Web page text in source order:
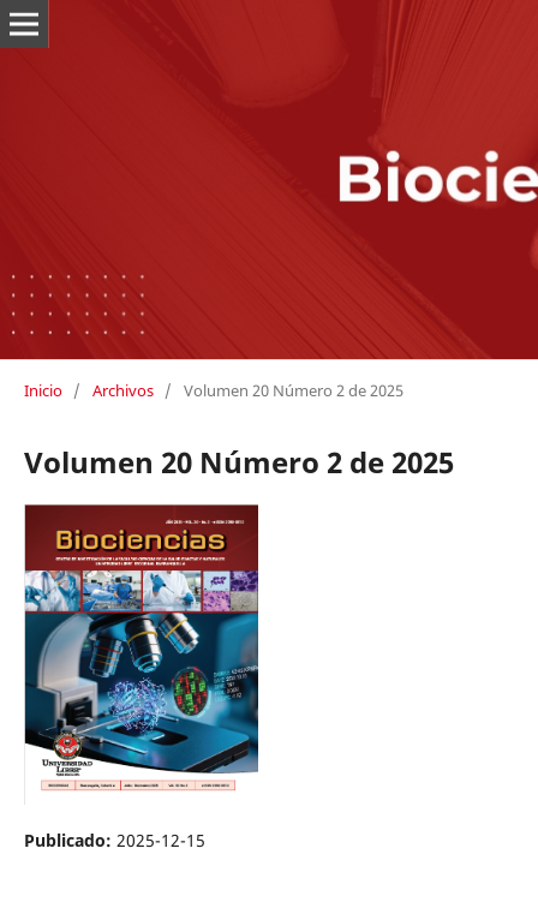
Inicio / Archivos / Volumen 20 Número 2 de 2025
Volumen 20 Número 2 de 2025
Publicado: 2025-12-15